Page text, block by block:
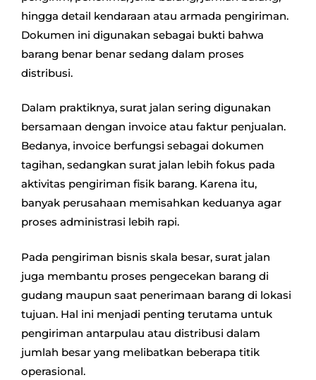
hingga detail kendaraan atau armada pengiriman.
Dokumen ini digunakan sebagai bukti bahwa
barang benar benar sedang dalam proses
distribusi.
Dalam praktiknya, surat jalan sering digunakan
bersamaan dengan invoice atau faktur penjualan.
Bedanya, invoice berfungsi sebagai dokumen
tagihan, sedangkan surat jalan lebih fokus pada
aktivitas pengiriman fisik barang. Karena itu,
banyak perusahaan memisahkan keduanya agar
proses administrasi lebih rapi.
Pada pengiriman bisnis skala besar, surat jalan
juga membantu proses pengecekan barang di
gudang maupun saat penerimaan barang di lokasi
tujuan. Hal ini menjadi penting terutama untuk
pengiriman antarpulau atau distribusi dalam
jumlah besar yang melibatkan beberapa titik
operasional.